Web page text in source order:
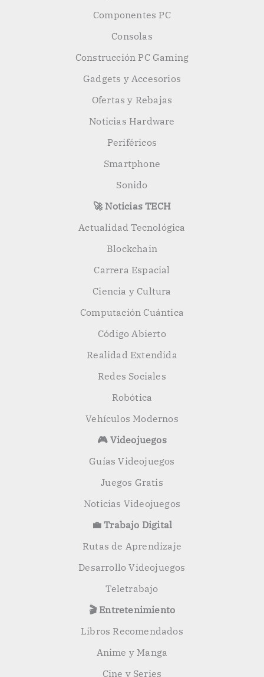
Componentes PC
Consolas
Construcción PC Gaming
Gadgets y Accesorios
Ofertas y Rebajas
Noticias Hardware
Periféricos
Smartphone
Sonido
🚀 Noticias TECH
Actualidad Tecnológica
Blockchain
Carrera Espacial
Ciencia y Cultura
Computación Cuántica
Código Abierto
Realidad Extendida
Redes Sociales
Robótica
Vehículos Modernos
🎮 Videojuegos
Guías Videojuegos
Juegos Gratis
Noticias Videojuegos
💼 Trabajo Digital
Rutas de Aprendizaje
Desarrollo Videojuegos
Teletrabajo
🎬 Entretenimiento
Libros Recomendados
Anime y Manga
Cine y Series